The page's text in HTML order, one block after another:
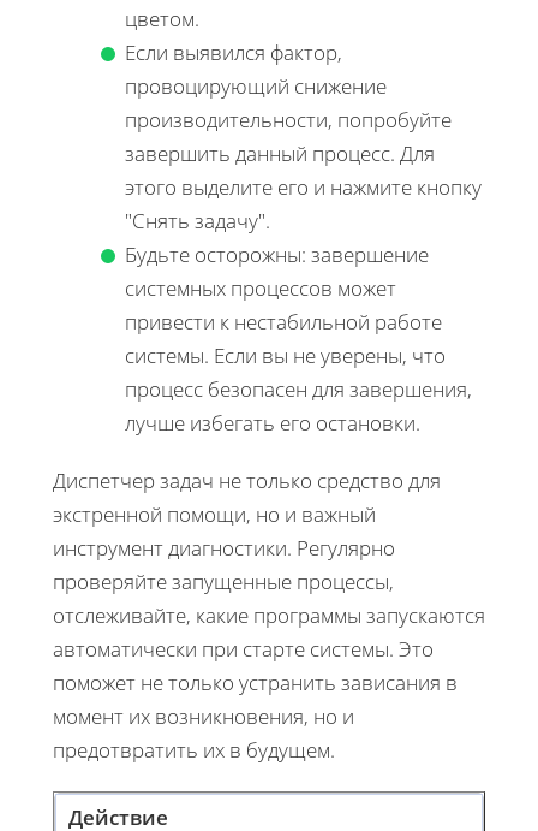
цветом.
Если выявился фактор,
провоцирующий снижение
производительности, попробуйте
завершить данный процесс. Для
этого выделите его и нажмите кнопку
"Снять задачу".
Будьте осторожны: завершение
системных процессов может
привести к нестабильной работе
системы. Если вы не уверены, что
процесс безопасен для завершения,
лучше избегать его остановки.
Диспетчер задач не только средство для
экстренной помощи, но и важный
инструмент диагностики. Регулярно
проверяйте запущенные процессы,
отслеживайте, какие программы запускаются
автоматически при старте системы. Это
поможет не только устранить зависания в
момент их возникновения, но и
предотвратить их в будущем.
Действие